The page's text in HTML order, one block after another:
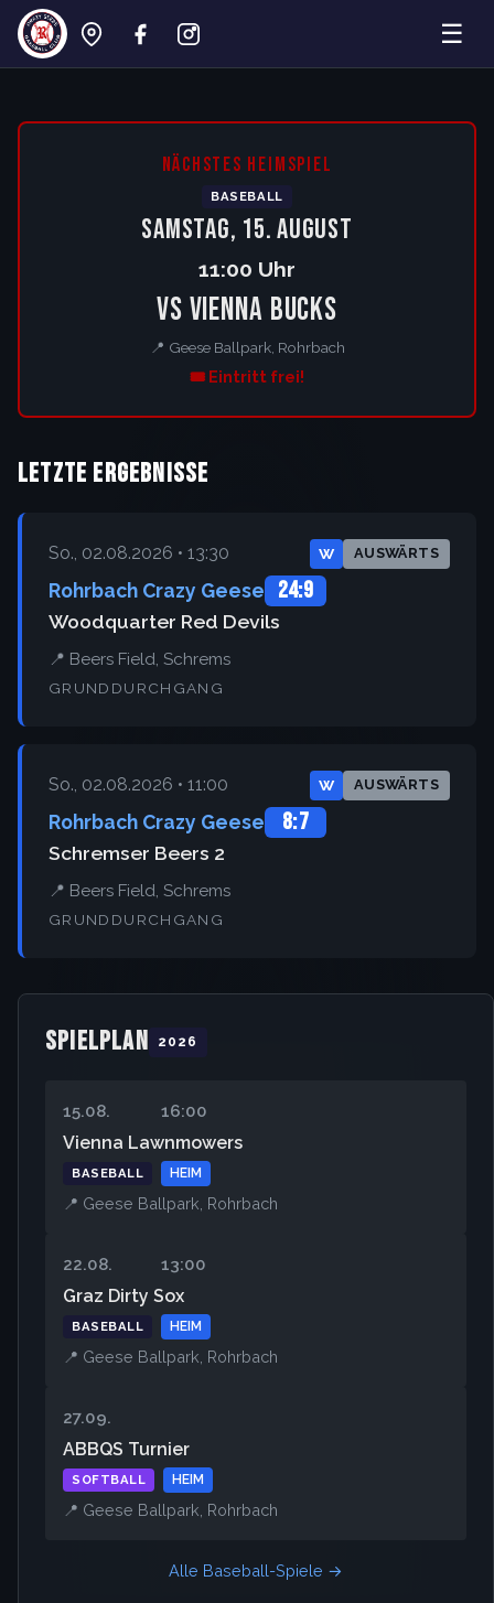
☰
NÄCHSTES HEIMSPIEL
BASEBALL
Samstag, 15. August
11:00 Uhr
vs Vienna Bucks
📍 Geese Ballpark, Rohrbach
🎟️ Eintritt frei!
Letzte Ergebnisse
So., 02.08.2026 • 13:30 W AUSWÄRTS
Rohrbach Crazy Geese 24:9
Woodquarter Red Devils
📍 Beers Field, Schrems
GRUNDDURCHGANG
So., 02.08.2026 • 11:00 W AUSWÄRTS
Rohrbach Crazy Geese 8:7
Schremser Beers 2
📍 Beers Field, Schrems
GRUNDDURCHGANG
SPIELPLAN 2026
15.08. 16:00
Vienna Lawnmowers
BASEBALL HEIM
📍 Geese Ballpark, Rohrbach
22.08. 13:00
Graz Dirty Sox
BASEBALL HEIM
📍 Geese Ballpark, Rohrbach
27.09.
ABBQS Turnier
SOFTBALL HEIM
📍 Geese Ballpark, Rohrbach
Alle Baseball-Spiele →